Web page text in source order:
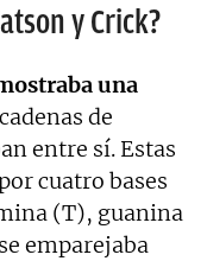
y Crick?
una
de
entre sí. Estas
cuatro bases
(T), guanina
emparejaba